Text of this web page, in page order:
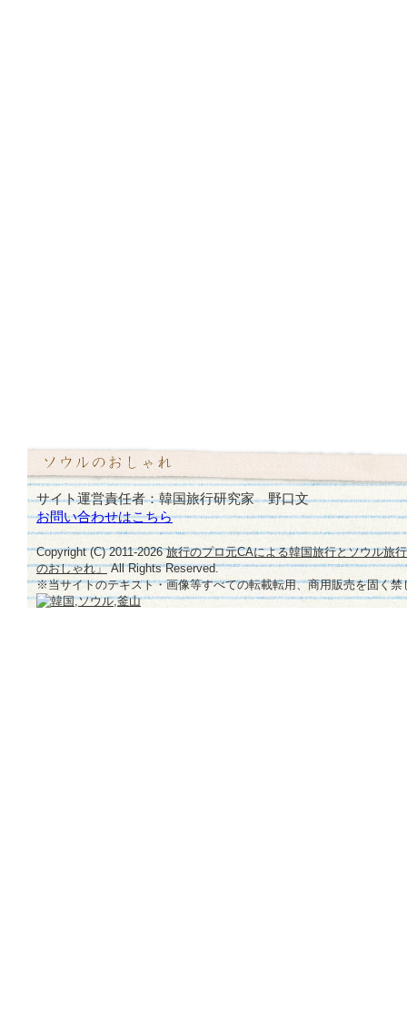
サイト運営責任者：韓国旅行研究家 野口文
お問い合わせはこちら
Copyright (C) 2011-2026旅行のプロ元CAによる韓国旅行とソウル旅
のおしゃれ」All Rights Reserved.
※当サイトのテキスト・画像等すべての転載転用、商用販売を固く禁